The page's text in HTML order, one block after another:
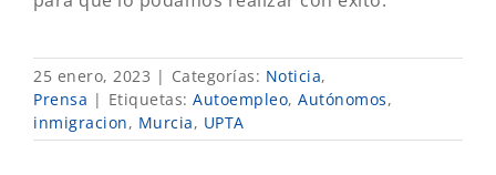
25 enero, 2023 | Categorías: Noticia,
Prensa | Etiquetas: Autoempleo, Autónomos,
inmigracion, Murcia, UPTA